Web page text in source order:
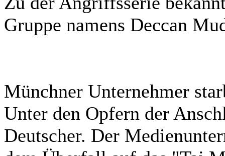
Gruppe namens Deccan
Münchner Unternehmer
Unter den Opfern der
Deutscher. Der